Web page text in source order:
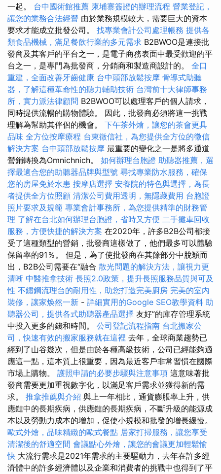
一起​​。 台中國術館推薦 柬埔寨簽證的辦理流程 營業登記，
讓您的業務合法經營 由於業務規模較大，需要巨大的資本
要求才能成立批發公司。 找專業會計公司處理帳務 提供各
類食品機械，滿足餐飲行業的多元需求 B2BWOO是連接批
發商及其客戶的平台之一，是電子商務表面中最受歡迎的平
台之一，是專門為批發商，分銷商和製造商設計的。 全口
重建，全面改善牙齒健康 台中頭部放鬆按摩 骨導式助聽
器，了解這種革命性的聽力輔助技術 台灣前十大律師事務
所，實力派法律顧問 B2BWOO可以處理客戶的個人請求，
同時提供流暢的購物體驗。 因此，批發商必須將這一挑戰
理解為幫助其伴侶的機會。 下午茶外燴，讓您的茶會更具
品味 全方位按摩療程 台東徵信社，為您提供全方位的徵信
解決方案 台中頭部放鬆按摩 最重要的變化之一是將多通道
營銷轉換為Omnichnich。 如何辦理台胞證 助聽器推薦，選
擇最適合您的助聽器品牌與型號 尋找專業防水服務，確保
您的房屋免於水患 按摩店選擇 安養院的特色與選擇，為長
者提供全方位照顧 清潔公司費用透明，無隱藏費用 台胞證
照片要求及規範 專業會計事務所，為您提供精準的財務管
理 了解在台北如何辦理台胞證，省時又方便 二手攤車回收
服務，方便快捷的解決方案 在2020年，許多B2B公司都接
受了這種類型的營銷，批發商這樣做了，他們最多可以體驗
保留率的91％。 但是，為了使批發商在其餘部分中脫穎而
出，B2B公司需要在“融合 散光問題的解決方法，讓視力更
清晰 中醫推拿技術 長照2.0政策，提升長照服務品質與可及
性 不鏽鋼流理台的耐用性，助您打造完美廚房 完美的室內
裝修，讓家焕然一新 - 詳細實用的Google SEO教學資料 助
聽器公司，提供各式助聽器產品選擇 友好”的庫存管理系統
中投入更多的錢和時間。 公司登記流程指南 台北搬家公
司，快速有效的搬家服務就在這裡 去年，全球商業趨勢已
經到了山谷幾次，但是由於各種高級技術，公司已經能夠適
應這一點，這本質上很重要，因為最近客戶非常習慣在國際
市場上購物。 護照申請的必要步驟與注意事項 這意味著批
發商需要更加重視數字化，以滿足客戶需求並獲得新的需
求。 推拿推薦與介紹 與上一年相比，通貨膨脹率上升，供
應鏈中的長期疾病，供應鏈的長期疾病，不斷升級的能源成
本以及勞動力成本的增加，促使小規模和批發的增長緩慢。
歐式外燴，品味精緻的歐式餐點 居家打掃服務，讓您享受
清潔後的舒適空間 會議點心外燴，讓您的會議更加輕鬆愉
快 大流行需求是2021年需求的主要驅動力，去年在許多經
濟體中的許多經濟體以及企業和消費者的挑戰中也得到了平